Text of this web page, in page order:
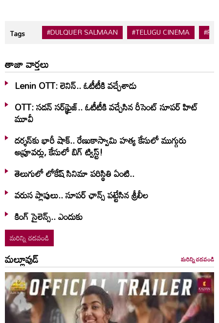
Tags #DULQUER SALMAAN #TELUGU CINEMA
తాజా వార్తలు
Lenin OTT: లెనిన్.. ఓటీటీకి వ‌చ్చేశాడు
OTT: స‌డ‌న్ స‌ర్‌ఫ్రైజ్‌.. ఓటీటీకి వ‌చ్చేసిన రీసెంట్ సూప‌ర్ హిట్
మూవీ
దర్శన్‌కు భారీ షాక్.. రేణుకాస్వామి హత్య కేసులో ముగ్గురు
అప్రూవర్లు, కేసులో బిగ్ ట్విస్ట్!
తెలుగులో లోకేష్ సినిమా పరిస్థితి ఏంటి..
వరుస ప్లాపులు.. సూపర్ ఛాన్స్ పట్టేసిన శ్రీలీల
కింగ్ సైలెన్స్.. ఎందుకు
మరిన్ని చదవండి
మల్లూవుడ్ మరిన్ని చదవండి